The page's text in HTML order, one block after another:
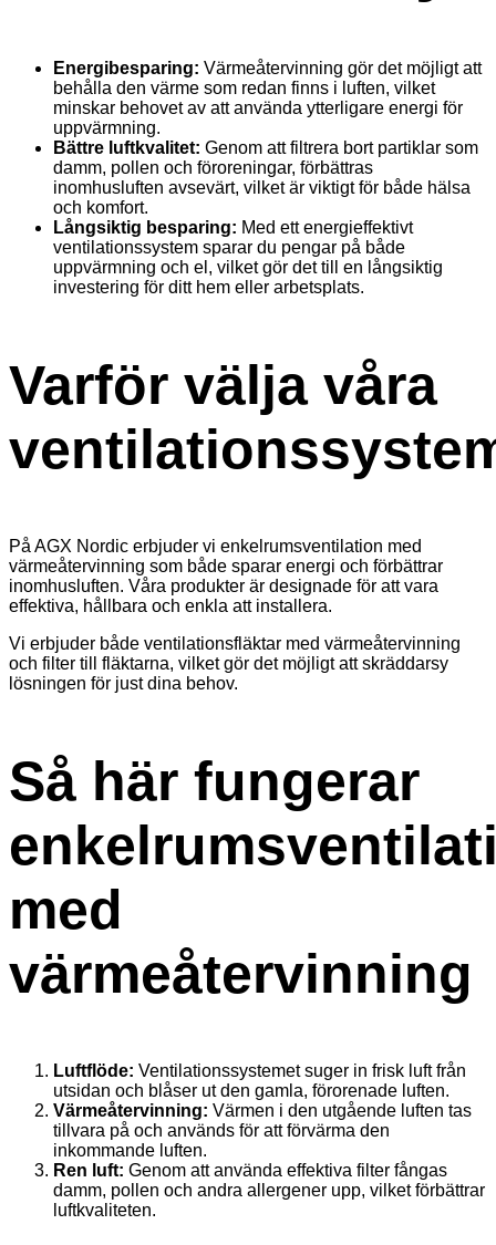
Energibesparing: Värmeåtervinning gör det möjligt att
behålla den värme som redan finns i luften, vilket
minskar behovet av att använda ytterligare energi för
uppvärmning.
Bättre luftkvalitet: Genom att filtrera bort partiklar som
damm, pollen och föroreningar, förbättras
inomhusluften avsevärt, vilket är viktigt för både hälsa
och komfort.
Långsiktig besparing: Med ett energieffektivt
ventilationssystem sparar du pengar på både
uppvärmning och el, vilket gör det till en långsiktig
investering för ditt hem eller arbetsplats.
Varför välja våra
På AGX Nordic erbjuder vi enkelrumsventilation med
värmeåtervinning som både sparar energi och förbättrar
inomhusluften. Våra produkter är designade för att vara
effektiva, hållbara och enkla att installera.
Vi erbjuder både ventilationsfläktar med värmeåtervinning
och filter till fläktarna, vilket gör det möjligt att skräddarsy
lösningen för just dina behov.
Så här fungerar
med
värmeåtervinning
Luftflöde: Ventilationssystemet suger in frisk luft från
utsidan och blåser ut den gamla, förorenade luften.
Värmeåtervinning: Värmen i den utgående luften tas
tillvara på och används för att förvärma den
inkommande luften.
Ren luft: Genom att använda effektiva filter fångas
damm, pollen och andra allergener upp, vilket förbättrar
luftkvaliteten.